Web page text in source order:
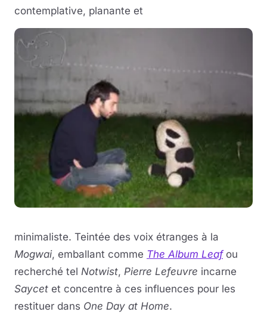
contemplative, planante et
minimaliste. Teintée des voix étranges à la
Mogwai, emballant comme The Album Leafou
recherché tel Notwist, Pierre Lefeuvre incarne
Saycet et concentre à ces influences pour les
restituer dans One Day at Home.